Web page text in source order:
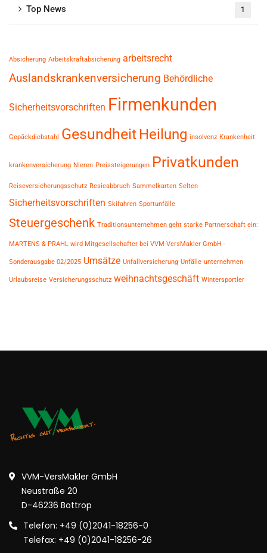
Top News 1
Absicherung Arbeitskraftabsicherung arbeitsrecht
Auslandskrankenversicherung Behördliche
Sicherheitsvorschriften Firmenkunden
Gepäckdiebstahl Gesundheit Heilung insolvenz Krankenheit
krankenversicherung Nieren Preissteigerungen Privatkunden
Reiseversicherungsschutz Resieabbruch Sammelkarten Selten
Sicherheitsvorschriften Skifahren Sportunfälle
Steuergeschenk Traditionsunternehmen geht starke Partnerschaft ein:
MARTENS & PRAHL wird Mitgesellschafter bei VVM-VersMakler GmbH -
Sonderausgabe 02/2025 Umsätze Unfallversicherung Unfälle unternehmen
Urlaubsreise Versicherungsschutz weihnachtsgeschäft Wintersportler
VVM-VersMakler GmbH
Neustraße 20
D-46236 Bottrop
Telefon: +49 (0)2041-18256-0
Telefax: +49 (0)2041-18256-26